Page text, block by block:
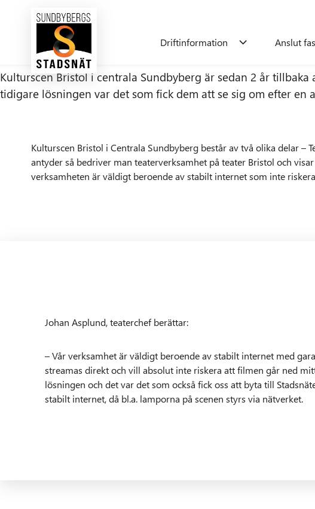
Driftinformation
Driftinformation
Driftinformation
Felanmälan
Anslut
Anslut fastighet
Anslut fastighet
VillaägareBostadsrätt
Tjänster
Internet
Kulturscen Bristol i centrala Sundbyberg är sedan 2 år
tidigare lösningen var det som fick dem att se sig om efter
Kulturscen Bristol i Centrala Sundbyberg består av två olika delar –
antyder så bedriver man teaterverksamhet på teater Bristol och
verksamheten är väldigt beroende av stabilt internet som inte
Johan Asplund, teaterchef berättar:
– Vår verksamhet är väldigt beroende av stabilt internet med
streamas direkt och vill absolut inte riskera att filmen går ned
lösningen och det var det som också fick oss att byta till
stabilt internet, då bl.a. lamporna på scenen styrs via nätverket.